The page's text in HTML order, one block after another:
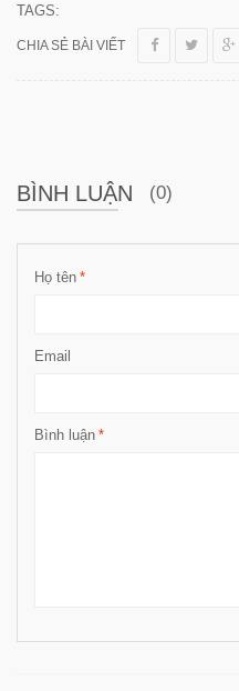
TAGS:
CHIA SẺ BÀI VIẾT
BÌNH LUẬN (0)
*
Họ tên
Email
*
Bình luận